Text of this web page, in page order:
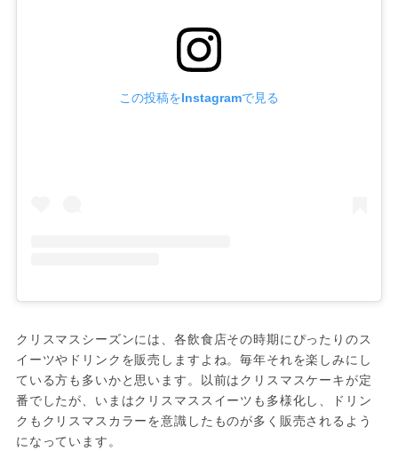
この投稿をInstagramで見る
クリスマスシーズンには、各飲食店その時期にぴったりのス
イーツやドリンクを販売しますよね。毎年それを楽しみにし
ている方も多いかと思います。以前はクリスマスケーキが定
番でしたが、いまはクリスマススイーツも多様化し、ドリン
クもクリスマスカラーを意識したものが多く販売されるよう
になっています。